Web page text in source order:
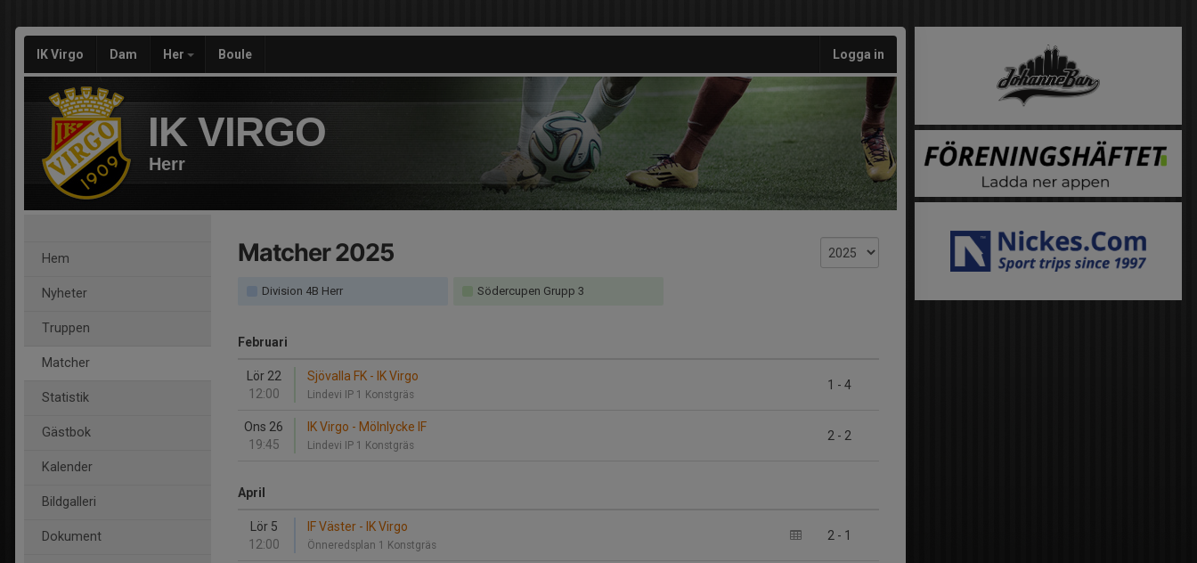
IK Virgo Dam Her Boule Logga in
IK VIRGO
Herr
Hem
Nyheter
Truppen
Matcher
Statistik
Gästbok
Kalender
Bildgalleri
Dokument
Matcher 2025
Division 4B Herr Södercupen Grupp 3
Februari
Lör 22
12:00
1 - 4
Sjövalla FK - IK Virgo
Lindevi IP 1 Konstgräs
Ons 26
19:45
2 - 2
IK Virgo - Mölnlycke IF
Lindevi IP 1 Konstgräs
April
Lör 5
12:00
2 - 1
IF Väster - IK Virgo
Önneredsplan 1 Konstgräs